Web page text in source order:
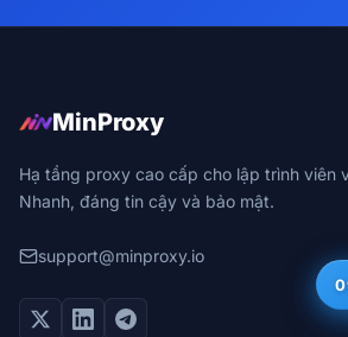
MinProxy
Hạ tầng proxy cao cấp cho lập trình viên
Nhanh, đáng tin cậy và bảo mật.
support@minproxy.io